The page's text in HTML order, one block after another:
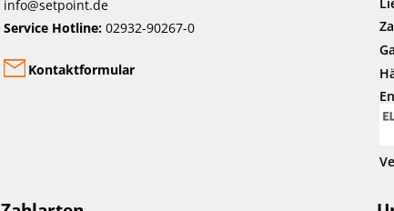
info@setpoint.de
Service Hotline: 02932-90267-0
Kontaktformular